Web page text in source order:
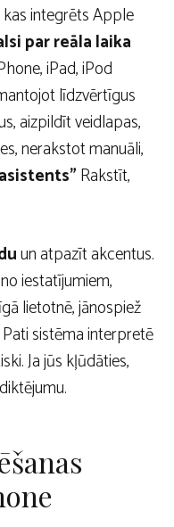
integrēts Apple
par reāla laika
iPad, iPod
līdzvērtīgus
aizpildīt veidlapas,
nerakstot manuāli,
Rakstīt,
un atpazīt akcentus.
iestatījumiem,
lietotnē, jānospiež
sistēma interpretē
Ja jūs kļūdāties,